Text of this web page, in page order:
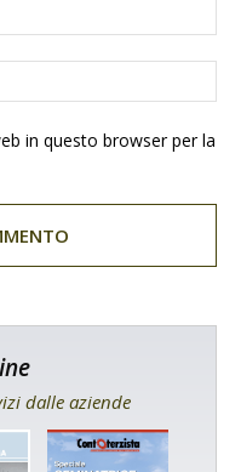
in questo browser per la
dalle aziende